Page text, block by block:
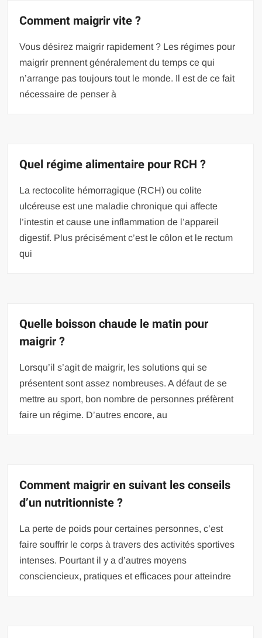
Comment maigrir vite ?
Vous désirez maigrir rapidement ? Les régimes pour
maigrir prennent généralement du temps ce qui
n’arrange pas toujours tout le monde. Il est de ce fait
nécessaire de penser à
Quel régime alimentaire pour RCH ?
La rectocolite hémorragique (RCH) ou colite
ulcéreuse est une maladie chronique qui affecte
l’intestin et cause une inflammation de l’appareil
digestif. Plus précisément c’est le côlon et le rectum
qui
Quelle boisson chaude le matin pour
maigrir ?
Lorsqu’il s’agit de maigrir, les solutions qui se
présentent sont assez nombreuses. A défaut de se
mettre au sport, bon nombre de personnes préfèrent
faire un régime. D’autres encore, au
Comment maigrir en suivant les conseils
d’un nutritionniste ?
La perte de poids pour certaines personnes, c’est
faire souffrir le corps à travers des activités sportives
intenses. Pourtant il y a d’autres moyens
consciencieux, pratiques et efficaces pour atteindre